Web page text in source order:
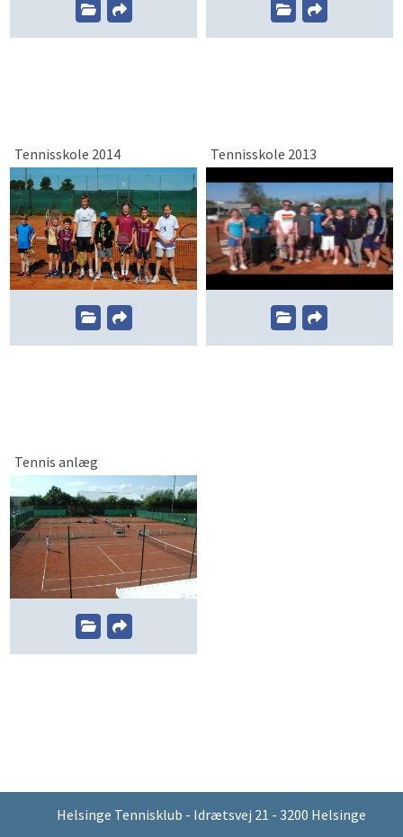
Tennisskole 2014 Tennisskole 2013
Tennis anlæg
Helsinge Tennisklub - Idrætsvej 21 - 3200 Helsinge